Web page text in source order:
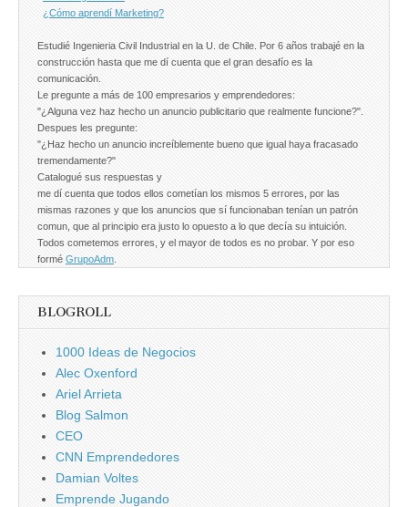
¿Cómo aprendí Marketing?
Estudié Ingenieria Civil Industrial en la U. de Chile. Por 6 años trabajé en la
construcción hasta que me dí cuenta que el gran desafío es la
comunicación.
Le pregunte a más de 100 empresarios y emprendedores:
"¿Alguna vez haz hecho un anuncio publicitario que realmente funcione?".
Despues les pregunte:
"¿Haz hecho un anuncio increíblemente bueno que igual haya fracasado
tremendamente?"
Catalogué sus respuestas y
me dí cuenta que todos ellos cometían los mismos 5 errores, por las
mismas razones y que los anuncios que sí funcionaban tenían un patrón
comun, que al principio era justo lo opuesto a lo que decía su intuición.
Todos cometemos errores, y el mayor de todos es no probar. Y por eso
formé GrupoAdm
BLOGROLL
1000 Ideas de Negocios
Alec Oxenford
Ariel Arrieta
Blog Salmon
CEO
CNN Emprendedores
Damian Voltes
Emprende Jugando